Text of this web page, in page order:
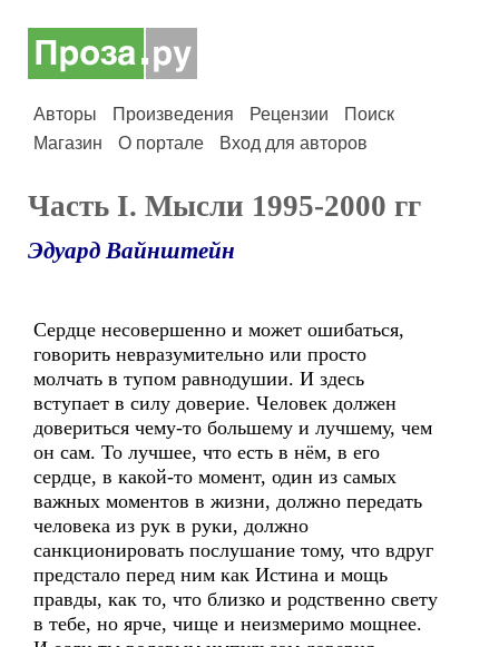
Авторы Произведения Рецензии
Поиск
Магазин
О портале Вход для авторов
Часть I. Мысли 1995-2000 гг
Эдуард Вайнштейн
Сердце несовершенно и может ошибаться,
говорить невразумительно или просто
молчать в тупом равнодушии. И здесь
вступает в силу доверие. Человек должен
довериться чему-то большему и лучшему, чем
он сам. То лучшее, что есть в нём, в его
сердце, в какой-то момент, один из самых
важных моментов в жизни, должно передать
человека из рук в руки, должно
санкционировать послушание тому, что вдруг
предстало перед ним как Истина и мощь
правды, как то, что близко и родственно свету
в тебе, но ярче, чище и неизмеримо мощнее.